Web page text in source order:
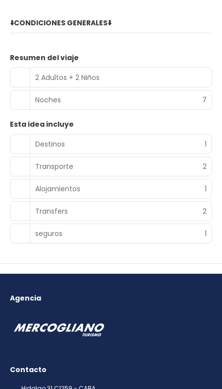
⬇️CONDICIONES GENERALES⬇️
Resumen del viaje
2 Adultos + 2 Niños
Noches 7
Esta idea incluye
Destinos
1
Transporte 2
Alojamientos 1
Transfers 2
seguros 1
Agencia
Contacto